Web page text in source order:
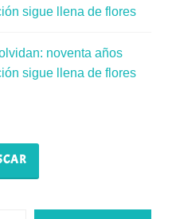
sigue llena de flores
noventa años
sigue llena de flores